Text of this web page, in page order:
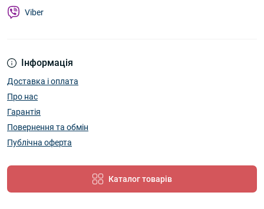
Інформація
Доставка і оплата
Про нас
Гарантія
Повернення та обмін
Публічна оферта
Каталог товарів
Viber